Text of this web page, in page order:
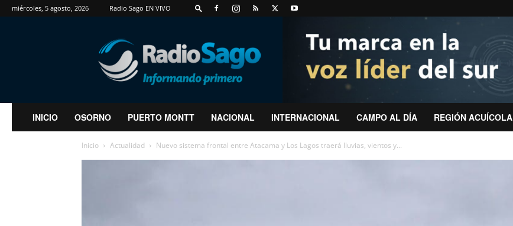
miércoles, 5 agosto, 2026 Radio Sago EN VIVO
RadioSago
INICIO OSORNO PUERTO MONTT NACIONAL INTERNACIONAL CAMPO AL DÍA REGIÓN ACUÍCOLA
Inicio Actualidad Nuevo sistema frontal entre Atacama y Los Lagos traerá lluvias, vientos y...